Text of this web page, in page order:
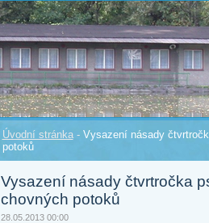
Úvodní stránka - Vysazení násady
potoků
Vysazení násady čtvrtročka
chovných potoků
28.05.2013 00:00